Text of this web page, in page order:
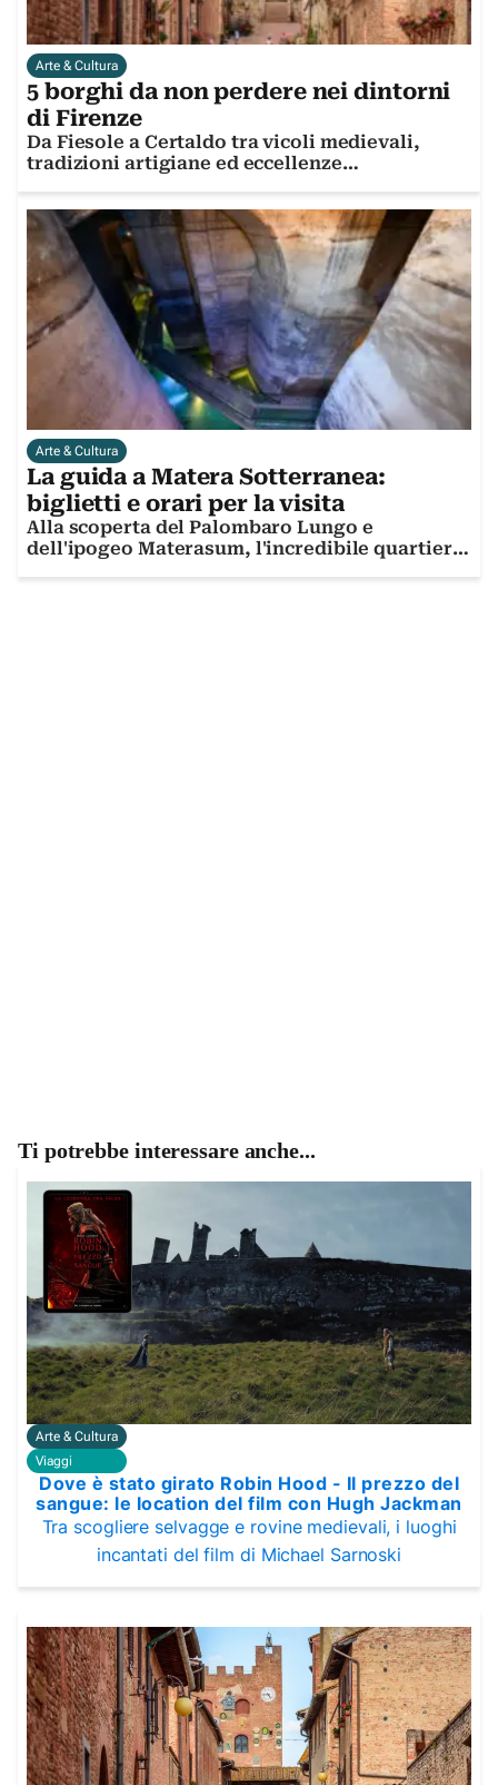
Arte & Cultura
5 borghi da non perdere nei dintorni
di Firenze
Da Fiesole a Certaldo tra vicoli medievali,
tradizioni artigiane ed eccellenze
Arte & Cultura
La guida a Matera Sotterranea:
biglietti e orari per la visita
Alla scoperta del Palombaro Lungo e
dell'ipogeo Materasum, l'incredibile quartiere
Ti potrebbe interessare anche...
Arte & Cultura
Viaggi
Dove è stato girato Robin Hood - Il prezzo del
sangue: le location del film con Hugh Jackman
Tra scogliere selvagge e rovine medievali, i luoghi
incantati del film di Michael Sarnoski